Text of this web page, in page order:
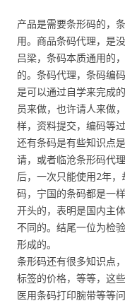
产品是需要条形码的，
用。商品条码代理，是
吕梁，条码本质通用的
的。条码代理，条码编
是可以通过自学来完成
员来做，也许请人来做
样，资料提交，编码等
还有条码是有些知识点
请，或者临沧条形码代
后，一次只能使用2年
码，宁国的条码都是一
开头的，表明是国内主
不同的。结尾一位为检
形成的。
条形码还有很多知识点
标签的价格，等等，这
医用条码打印腕带等等